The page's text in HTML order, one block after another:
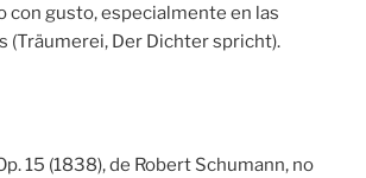
con gusto, especialmente en las
(Träumerei, Der Dichter spricht).
15 (1838), de Robert Schumann, no